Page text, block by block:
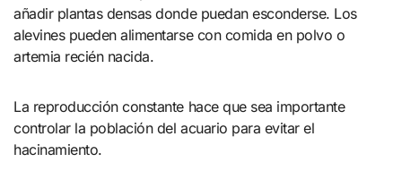
añadir plantas densas donde puedan esconderse. Los
alevines pueden alimentarse con comida en polvo o
artemia recién nacida.
La reproducción constante hace que sea importante
controlar la población del acuario para evitar el
hacinamiento.